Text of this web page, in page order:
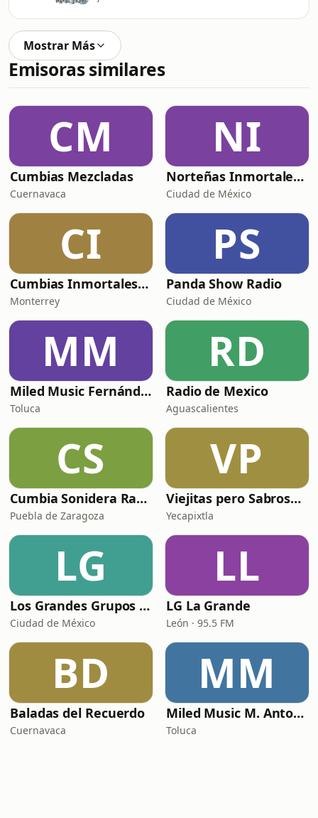
Mostrar Más
Emisoras similares
CM
Cumbias Mezcladas
Cuernavaca
NI
Norteñas Inmortales Radio
Ciudad de México
CI
Cumbias Inmortales Radio
Monterrey
PS
Panda Show Radio
Ciudad de México
MM
Miled Music Fernández
Toluca
RD
Radio de Mexico
Aguascalientes
CS
Cumbia Sonidera Radio
Puebla de Zaragoza
VP
Viejitas pero Sabrosas Radio
Yecapixtla
LG
Los Grandes Grupos Radio
Ciudad de México
LL
LG La Grande
León · 95.5 FM
BD
Baladas del Recuerdo
Cuernavaca
MM
Miled Music M. Antonio Solís
Toluca